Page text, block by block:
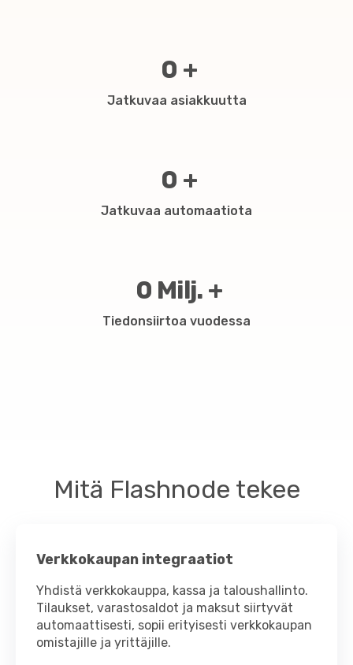
0 +
Jatkuvaa asiakkuutta
0 +
Jatkuvaa automaatiota
0 Milj. +
Tiedonsiirtoa vuodessa
Mitä Flashnode tekee
Verkkokaupan integraatiot
Yhdistä verkkokauppa, kassa ja taloushallinto.
Tilaukset, varastosaldot ja maksut siirtyvät
automaattisesti, sopii erityisesti verkkokaupan
omistajille ja yrittäjille.